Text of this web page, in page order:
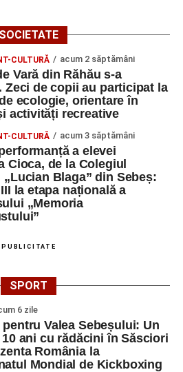
SOCIETATE
CULTURĂ acum 2 săptămâni
Vară din Răhău s-a
Zeci de copii au participat la
ecologie, orientare în
activități recreative
CULTURĂ acum 3 săptămâni
a elevei
Cioca, de la Colegiul
„Lucian Blaga” din Sebeș:
la etapa națională a
„Memoria
PUBLICITATE
SPORT
6 zile
pentru Valea Sebeșului: Un
ani cu rădăcini în Săsciori
România la
Mondial de Kickboxing